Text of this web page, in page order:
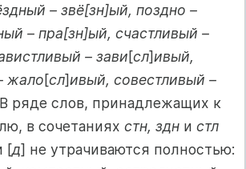
– звё[зн]ый, поздно –
– пра[зн]ый, счастливый –
– зави[сл]ивый,
жало[сл]ивый, совестливый –
В ряде слов, принадлежащих к
в сочетаниях стн, здн и стл
[д] не утрачиваются полностью: